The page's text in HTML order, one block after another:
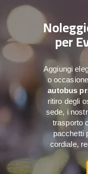
per
Aggiungi
o
autobus
ritiro degli
sede, i
trasporto
pacchetti
cordiale,